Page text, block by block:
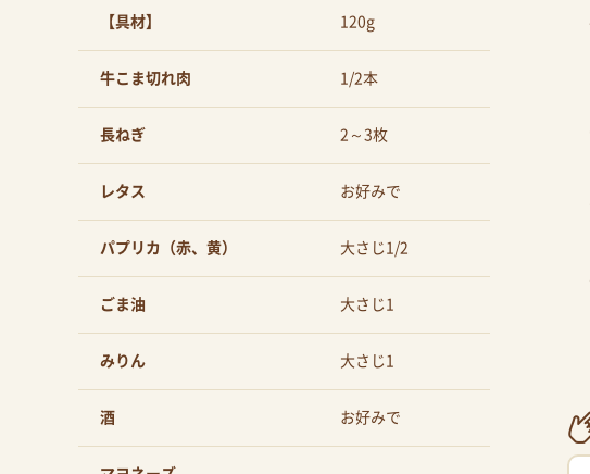
【具材】 120g
牛こま切れ肉 1/2本
長ねぎ 2～3枚
レタス お好みで
パプリカ（赤、黄） 大さじ1/2
ごま油 大さじ1
みりん 大さじ1
酒 お好みで